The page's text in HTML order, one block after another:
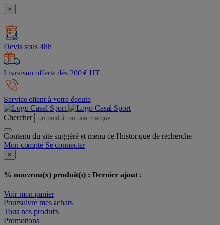
×
Devis sous 48h
Livraison offerte dès 200 € HT
Service client à votre écoute
Chercher
Contenu du site suggéré et menu de l'historique de recherche
Mon compte Se connecter
×
% nouveau(x) produit(s) : Dernier ajout :
Voir mon panier
Poursuivre mes achats
Tous nos produits
Promotions